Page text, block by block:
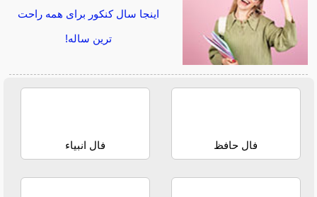
اینجا سال کنکور برای همه راحت
ترین ساله!
فال حافظ فال انبیاء